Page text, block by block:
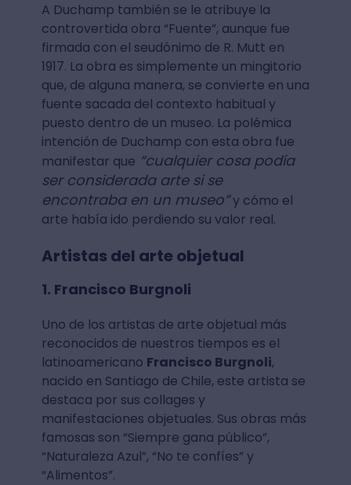
A Duchamp también se le atribuye la
controvertida obra “Fuente”, aunque fue
firmada con el seudónimo de R. Mutt en
1917. La obra es simplemente un mingitorio
que, de alguna manera, se convierte en una
fuente sacada del contexto habitual y
puesto dentro de un museo. La polémica
intención de Duchamp con esta obra fue
manifestar que “cualquier cosa podía
ser considerada arte si se
encontraba en un museo”y cómo el
arte había ido perdiendo su valor real.
Artistas del arte objetual
1. Francisco Burgnoli
Uno de los artistas de arte objetual más
reconocidos de nuestros tiempos es el
latinoamericano Francisco Burgnoli,
nacido en Santiago de Chile, este artista se
destaca por sus collages y
manifestaciones objetuales. Sus obras más
famosas son “Siempre gana público”,
“Naturaleza Azul”, “No te confíes” y
“Alimentos”.